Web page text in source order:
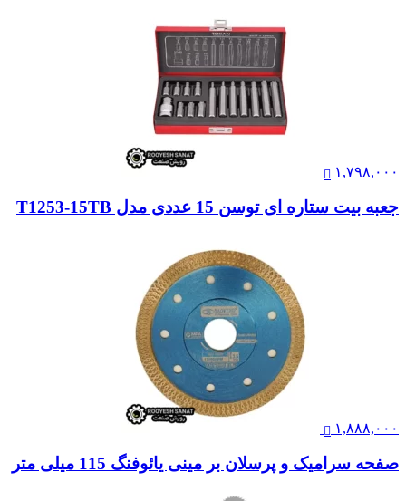
۱,۷۹۸,۰۰۰
جعبه بیت ستاره ای توسن 15 عددی مدل T1253-15TB
۱,۸۸۸,۰۰۰
صفحه سرامیک و پرسلان بر مینی یائوفنگ 115 میلی متر